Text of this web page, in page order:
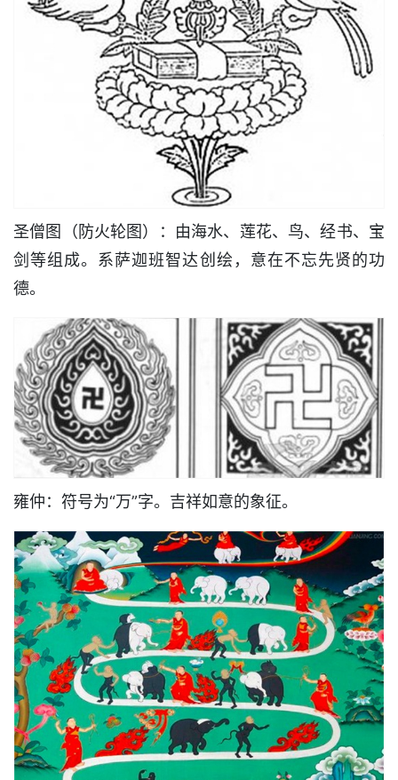
圣僧图（防火轮图）：由海水、莲花、鸟、经书、宝
剑等组成。系萨迦班智达创绘，意在不忘先贤的功
德。
雍仲：符号为“万”字。吉祥如意的象征。